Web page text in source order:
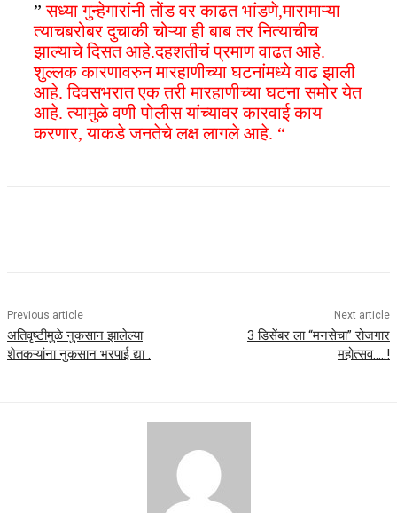
”सध्या गुन्हेगारांनी तोंड वर काढत भांडणे,मारामाऱ्या
त्याचबरोबर दुचाकी चोऱ्या ही बाब तर नित्याचीच
झाल्याचे दिसत आहे.दहशतीचं प्रमाण वाढत आहे.
शुल्लक कारणावरुन मारहाणीच्या घटनांमध्ये वाढ झाली
आहे. दिवसभरात एक तरी मारहाणीच्या घटना समोर येत
आहे. त्यामुळे वणी पोलीस यांच्यावर कारवाई काय
करणार, याकडे जनतेचे लक्ष लागले आहे. “
Previous article
अतिवृष्टीमुळे नुकसान झालेल्या
शेतकऱ्यांना नुकसान भरपाई द्या .
Next article
3 डिसेंबर ला “मनसेचा” रोजगार
महोत्सव…..!